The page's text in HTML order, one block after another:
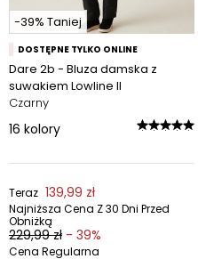
-39% Taniej
DOSTĘPNE TYLKO ONLINE
Dare 2b - Bluza damska z
suwakiem Lowline II
Czarny
16 kolory
Teraz 139,99 zł
Najniższa Cena Z 30 Dni Przed
Obniżką
229,99 zł - 39%
Cena Regularna